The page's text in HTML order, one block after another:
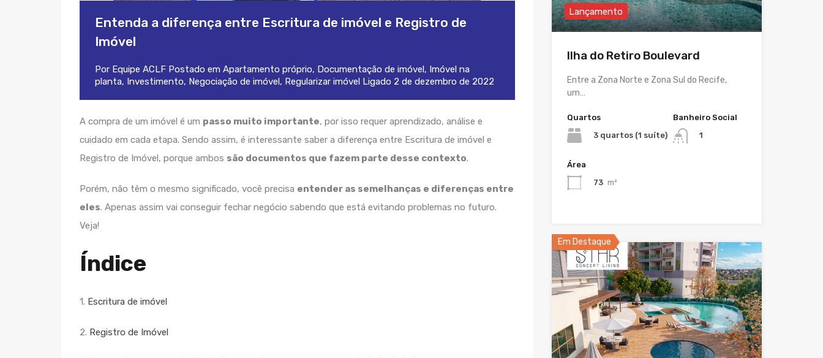
Entenda a diferença entre Escritura de imóvel e Registro de
Imóvel
Por Equipe ACLF Postado em Apartamento próprio, Documentação de imóvel, Imóvel na
planta, Investimento, Negociação de imóvel, Regularizar imóvel Ligado 2 de dezembro de 2022
A compra de um imóvel é um passo muito importante, por isso requer aprendizado, análise e
cuidado em cada etapa. Sendo assim, é interessante saber a diferença entre Escritura de imóvel e
Registro de Imóvel, porque ambos são documentos que fazem parte desse contexto.
Porém, não têm o mesmo significado, você precisa entender as semelhanças e diferenças entre
eles. Apenas assim vai conseguir fechar negócio sabendo que está evitando problemas no futuro.
Veja!
Índice
1. Escritura de imóvel
2. Registro de Imóvel
Lançamento
Ilha do Retiro Boulevard
Entre a Zona Norte e Zona Sul do Recife,
um…
Quartos
3 quartos (1 suíte)
Banheiro Social
1
Área
73 m²
Em Destaque